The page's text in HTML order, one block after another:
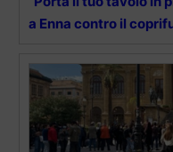
a Enna contro il